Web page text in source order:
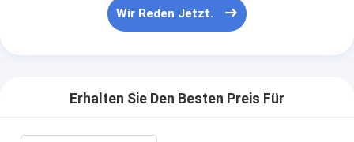
Wir Reden Jetzt.
Erhalten Sie Den Besten Preis Für